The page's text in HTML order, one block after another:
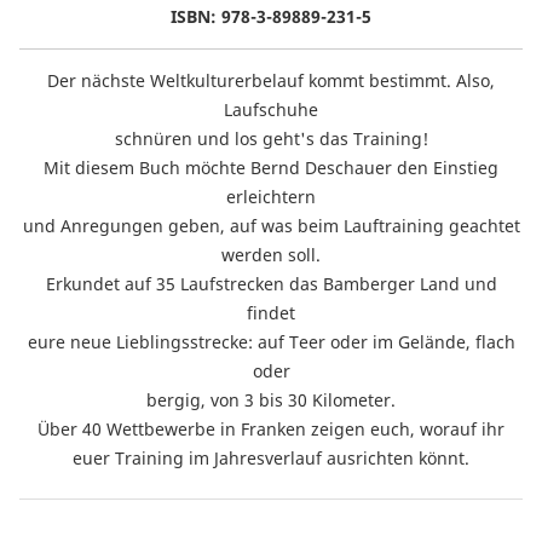
ISBN: 978-3-89889-231-5
Der nächste Weltkulturerbelauf kommt bestimmt. Also,
Laufschuhe
schnüren und los geht's das Training!
Mit diesem Buch möchte Bernd Deschauer den Einstieg
erleichtern
und Anregungen geben, auf was beim Lauftraining geachtet
werden soll.
Erkundet auf 35 Laufstrecken das Bamberger Land und
findet
eure neue Lieblingsstrecke: auf Teer oder im Gelände, flach
oder
bergig, von 3 bis 30 Kilometer.
Über 40 Wettbewerbe in Franken zeigen euch, worauf ihr
euer Training im Jahresverlauf ausrichten könnt.